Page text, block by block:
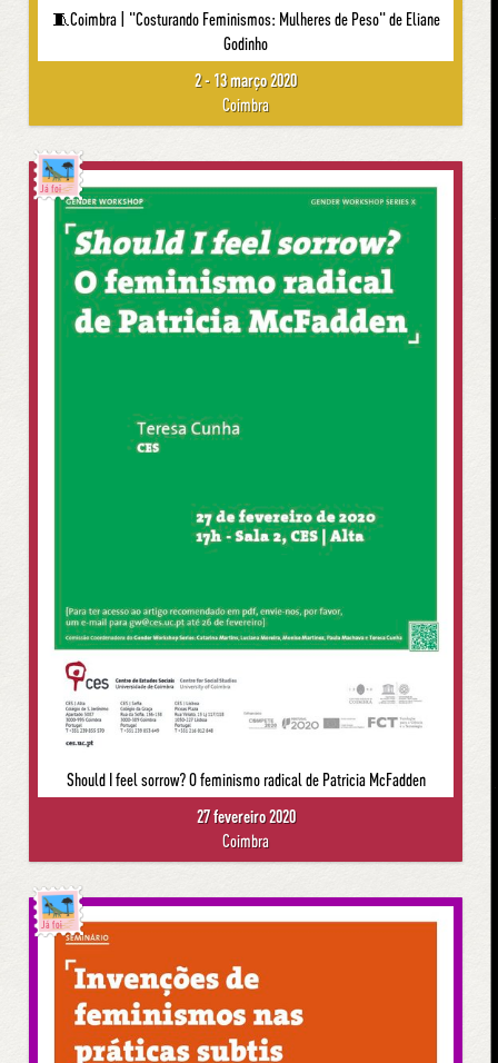
🧵Coimbra | "Costurando Feminismos: Mulheres de Peso" de Eliane
Godinho
2 - 13 março 2020
Coimbra
Já foi
Should I feel sorrow? O feminismo radical de Patricia McFadden
27 fevereiro 2020
Coimbra
Já foi